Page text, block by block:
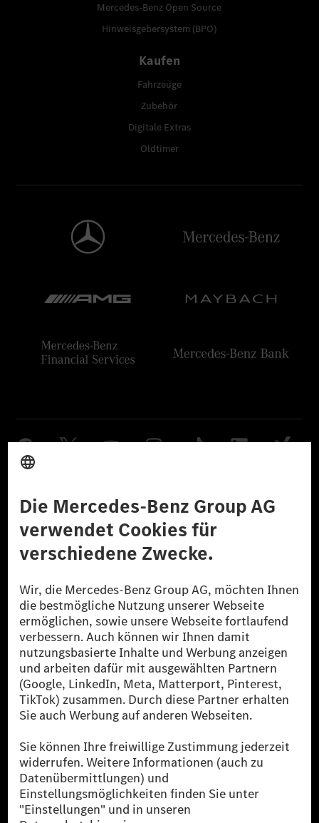
Mercedes-Benz Open Source
Hinweisgebersystem (BPO)
Kaufen
Fahrzeuge
Zubehör
Digitale Extras
Oldtimer
Datenschutz Lizenzhinweise Dritter Barrierefreiheit
© 2026 Mercedes-Benz Group AG. Alle Rechte vorbehalten.
[1] Bilanziell CO₂-neutral bedeutet, dass nicht vermiedene oder nicht
reduzierte CO₂-Emissionen bei der Mercedes-Benz Group durch
zertifizierte Ausgleichsprojekte kompensiert werden.
[2] Renewable Charging ist ein integraler Bestandteil von MB.CHARGE
Public in Europa, den USA, Kanada und China. Sofern an der jeweiligen
Ladestation noch kein Strom aus erneuerbaren Energien vorliegt,
verwendet Renewable Charging Grünstromzertifikate*. Diese stellen
sicher, dass für Ladevorgänge über MB.CHARGE Public eine äquivalente
Strommenge aus erneuerbaren Energien ins Stromnetz eingespeist wird.
als sechs Jahre sind.
* Inkl. EKOenergy Ökolabel
* Die angegebenen Werte wurden nach dem vorgeschriebenen
Messverfahren WLTP (Worldwide harmonised Light vehicles Test
Procedure) ermittelt. Die angegebenen Spannweiten beziehen sich auf
den europäischen Markt. Der Energieverbrauch und der CO₂-Ausstoß
eines Pkw sind nicht nur von der effizienten Ausnutzung des Kraftstoffs